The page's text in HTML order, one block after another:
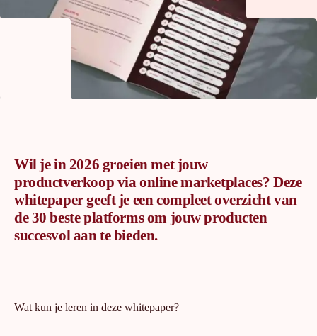
Wil je in 2026 groeien met jouw
productverkoop via online marketplaces? Deze
whitepaper geeft je een compleet overzicht van
de 30 beste platforms om jouw producten
succesvol aan te bieden.
Wat kun je leren in deze whitepaper?